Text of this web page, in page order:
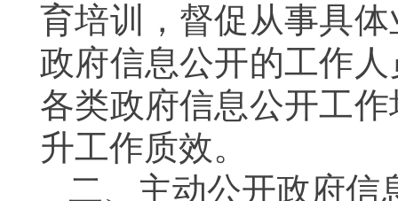
育培训，督促从事具
政府信息公开的工作
各类政府信息公开工
升工作质效。
二、 主动公开政府信